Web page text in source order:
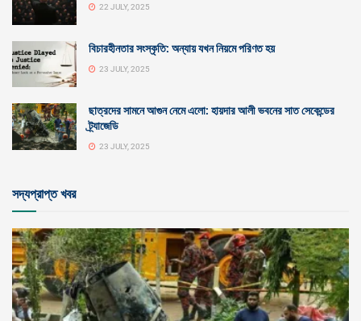
22 JULY, 2025
বিচারহীনতার সংস্কৃতি: অন্যায় যখন নিয়মে পরিণত হয়
23 JULY, 2025
ছাত্রদের সামনে আগুন নেমে এলো: হায়দার আলী ভবনের সাত সেকেন্ডের
ট্র্যাজেডি
23 JULY, 2025
সদ্যপ্রাপ্ত খবর